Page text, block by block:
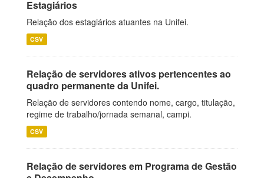
Estagiários
Relação dos estagiários atuantes na Unifei.
CSV
Relação de servidores ativos pertencentes ao
quadro permanente da Unifei.
Relação de servidores contendo nome, cargo, titulação,
regime de trabalho/jornada semanal, campi.
CSV
Relação de servidores em Programa de Gestão